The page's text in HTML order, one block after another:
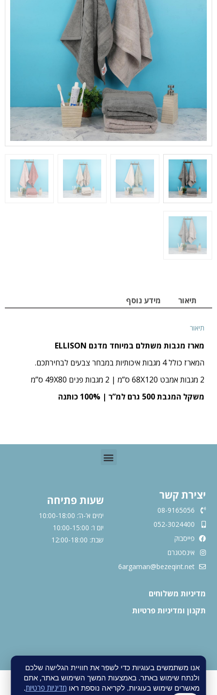
תיאור מידע נוסף
תיאור
מארז מגבות משתלם במיוחד מדגם ELLISON
המארז כולל 4 מגבות איכותיות במבחר צבעים לבחירתכם.
2 מגבות אמבט 68X120 ס”מ | 2 מגבות פנים 49X80 ס”מ
משקל המגבת 500 גרם למ”ר | 100% כותנה
יצירת קשר
08-9165056
052-3024400
פייסבוק
אינסטגרם
6argaman@bezeqint.net
שעות פתיחה
ימים א’-ה’: 10:00-18:00
יום ו’: 10:00-15:00
שבת: 12:00-18:00
מדיניות משלוחים
תקנון ומדיניות פרטיות
אנו משתמשים בעוגיות כדי לשפר את חוויית הגלישה שלכם
ולנתח שימוש באתר. באמצעות המשך השימוש באתר, אתם
מאשרים שימוש בעוגיות. לקריאה נוספת ראו מדיניות פרטיות.